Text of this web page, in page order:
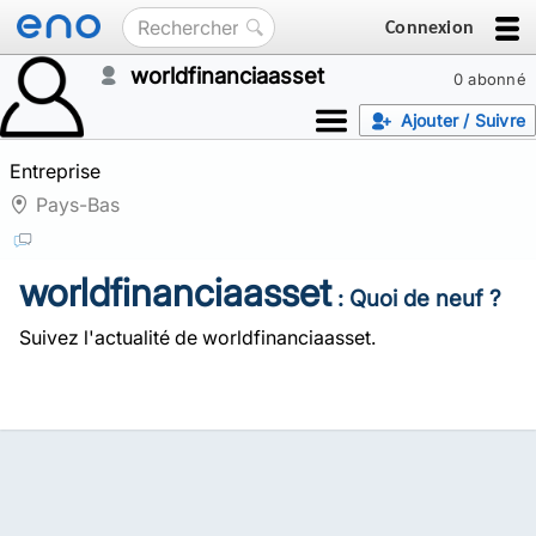
Connexion
0 abonné
worldfinanciaasset
Ajouter / Suivre
Entreprise
Pays-Bas
worldfinanciaasset: Quoi de neuf ?
Suivez l'actualité de worldfinanciaasset.